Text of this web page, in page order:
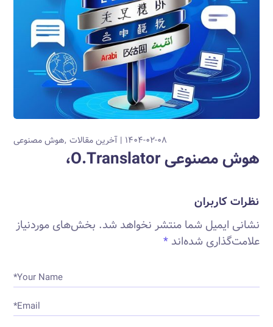
۱۴۰۴-۰۲-۰۸ آخرین مقالات هوش مصنوعی
هوش مصنوعی O.Translator،
نظرات کاربران
نشانی ایمیل شما منتشر نخواهد شد. بخش‌های موردنیاز
علامت‌گذاری شده‌اند*
Your Name*
Email*